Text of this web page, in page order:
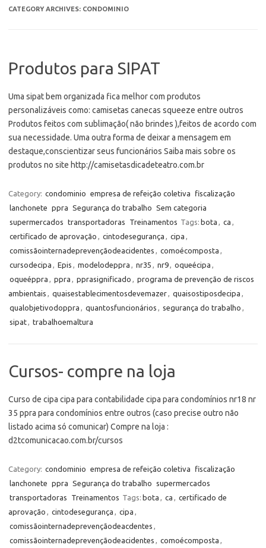
CATEGORY ARCHIVES: CONDOMINIO
Produtos para SIPAT
Uma sipat bem organizada fica melhor com produtos
personalizáveis como: camisetas canecas squeeze entre outros
Produtos feitos com sublimação( não brindes ),feitos de acordo com
sua necessidade. Uma outra forma de deixar a mensagem em
destaque,conscientizar seus funcionários Saiba mais sobre os
produtos no site http://camisetasdicadeteatro.com.br
Category: condominio empresa de refeição coletiva
fiscalização
lanchonete ppra Segurança do trabalho Sem categoria
supermercados transportadoras Treinamentos Tags: bota , ca ,
certificado de aprovação , cintodesegurança , cipa ,
comissãointernadeprevençãodeacidentes , comoécomposta ,
cursodecipa , Epis , modelodeppra , nr35 , nr9, oqueécipa ,
oqueéppra , ppra , pprasignificado , programa de prevenção de riscos
ambientais , quaisestablecimentosdevemazer, quaisostiposdecipa ,
qualobjetivodoppra , quantosfuncionários , segurança do trabalho ,
sipat, trabalhoemaltura
Cursos- compre na loja
Curso de cipa cipa para contabilidade cipa para condomínios nr18 nr
35 ppra para condomínios entre outros (caso precise outro não
listado acima só comunicar) Compre na loja :
d2tcomunicacao.com.br/cursos
Category: condominio empresa de refeição coletiva
fiscalização
lanchonete ppra Segurança do trabalho supermercados
transportadoras
Treinamentos Tags: bota , ca , certificado de
aprovação , cintodesegurança , cipa ,
comissãointernadeprevençãodeacdentes ,
comissãointernadeprevençãodeacidentes , comoécomposta ,